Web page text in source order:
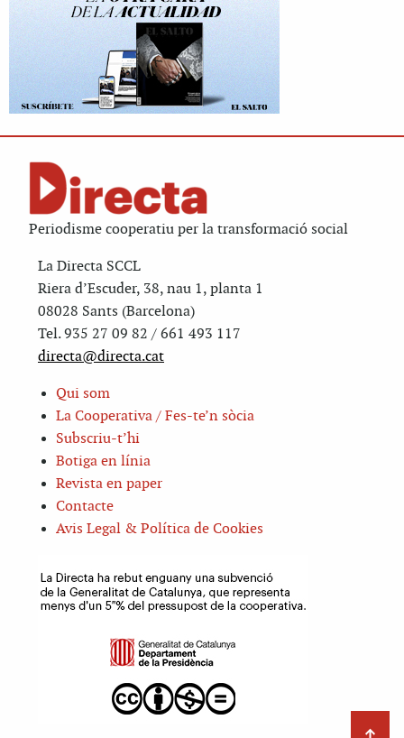
Periodisme cooperatiu per la transformació social
La Directa SCCL
Riera d’Escuder, 38, nau 1, planta 1
08028 Sants (Barcelona)
Tel. 935 27 09 82 / 661 493 117
directa@directa.cat
Qui som
La Cooperativa / Fes-te’n sòcia
Subscriu-t’hi
Botiga en línia
Revista en paper
Contacte
Avis Legal & Política de Cookies